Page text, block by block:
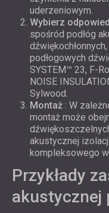
uderzeniowym.
Wybierz
spośród podłóg
podłogowych
SYSTEM™ 23, F-
NOISE
Sylwood.
Montaż : W
montaż może
akustycznej
kompleksowego
Przykłady
akustycznej